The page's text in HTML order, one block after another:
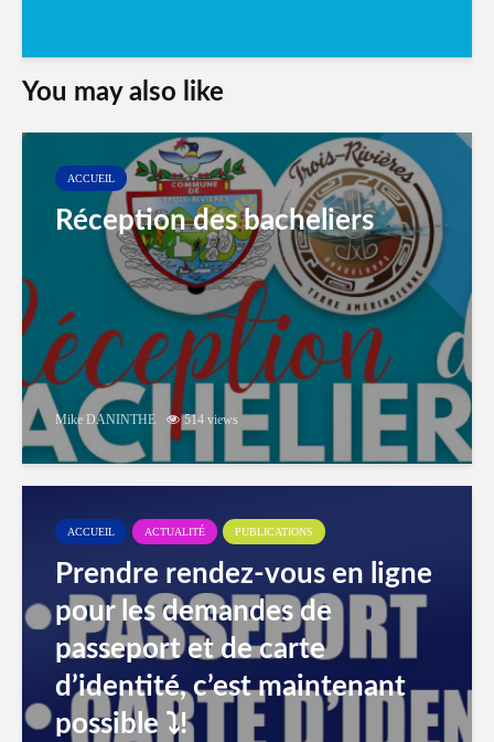
You may also like
ACCUEIL
Réception des bacheliers
Mike DANINTHE 514 views
ACCUEIL ACTUALITÉ PUBLICATIONS
Prendre rendez-vous en ligne
pour les demandes de
passeport et de carte
d’identité, c’est maintenant
possible ⤵️!